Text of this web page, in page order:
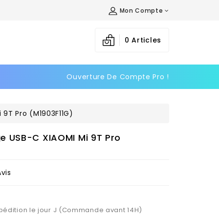
Mon Compte
0 Articles
Ouverture De Compte Pro !
Pro (M1903F11G)
C XIAOMI Mi 9T Pro
le jour J (Commande avant 14H)